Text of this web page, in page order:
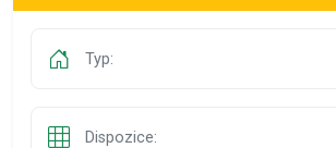
Typ:
Dispozice: